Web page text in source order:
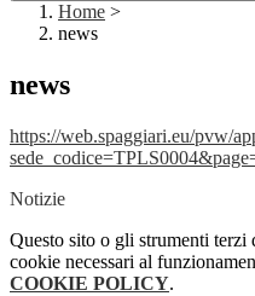
Home >
news
news
https://web.spaggiari.eu/pvw/
Notizie
Questo sito o gli strumenti
cookie necessari al
COOKIE POLICY.